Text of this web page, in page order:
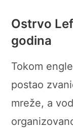
Ostrvo
godina
Tokom
postao
mreže, a